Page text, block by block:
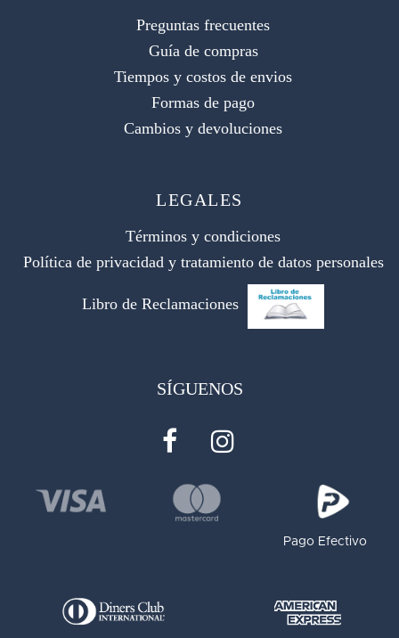
Preguntas frecuentes
Guía de compras
Tiempos y costos de envios
Formas de pago
Cambios y devoluciones
LEGALES
Términos y condiciones
Política de privacidad y tratamiento de datos personales
Libro de Reclamaciones
SÍGUENOS
Pago Efectivo